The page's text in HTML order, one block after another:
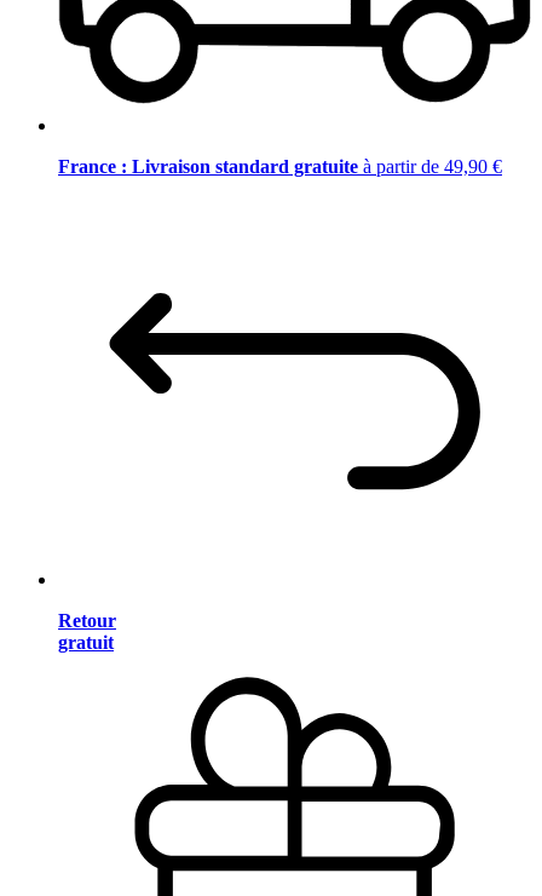
France : Livraison standard gratuite à partir de 49,90 €
Retour
gratuit